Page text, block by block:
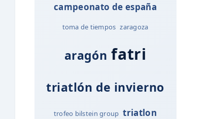
campeonato de españa
toma de tiempos zaragoza
aragón fatri
triatlón de invierno
trofeo bilstein group triatlon